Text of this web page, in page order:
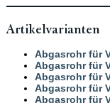
Artikelvarianten
Abgasrohr für
Abgasrohr für
Abgasrohr für
Abgasrohr für
Abgasrohr für